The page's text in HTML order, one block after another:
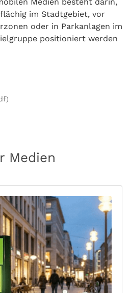
im Stadtgebiet, vor
oder in Parkanlagen im
positioniert werden
Medien